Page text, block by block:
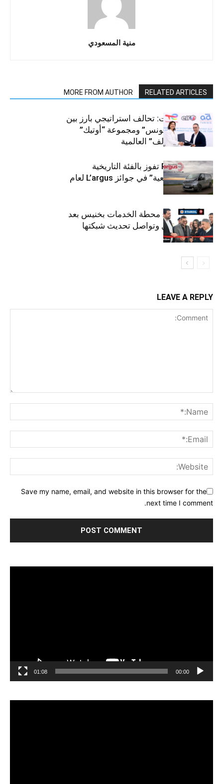
منية المسعودي
RELATED ARTICLES
MORE FROM AUTHOR
قطاع السيارات: تحالف استراتيجي بارز بين
“توتال إنرجيز تونس” ومجموعة “أوتيك”
لتوزيع زيوت “إلف” العالمية
كيا PV5 Cargo تفوز بالفئة التاريخية
“للمركبات النفعية” في جوائز L’argus لعام
2026
ستارأويل تفتتح محطة الخدمات بخنيس بعد
تجديدهابالكامل وتواصل تحديث شبكتها
LEAVE A REPLY
Save my name, email, and website in this browser for the
next time I comment.
00:00
01:08